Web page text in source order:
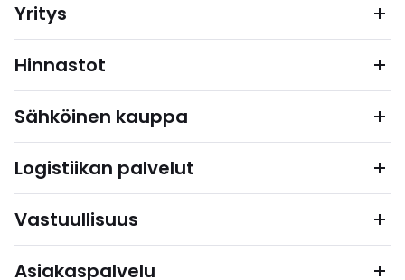
Yritys
Hinnastot
Sähköinen kauppa
Logistiikan palvelut
Vastuullisuus
Asiakaspalvelu